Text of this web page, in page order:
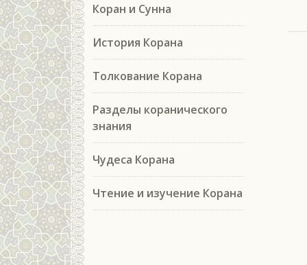
Коран и Сунна
История Корана
Толкование Корана
Разделы коранического
знания
Чудеса Корана
Чтение и изучение Корана